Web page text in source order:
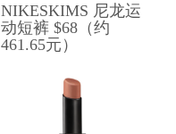
NIKESKIMS 尼龙运
动短裤 $68（约
461.65元）